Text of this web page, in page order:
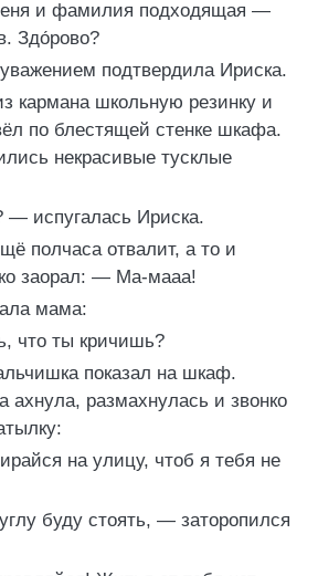
и фамилия подходящая —
Здо́рово?
подтвердила Ириска.
кармана школьную резинку и
по блестящей стенке шкафа.
некрасивые тусклые
испугалась Ириска.
полчаса отвалит, а то и
заорал: — Ма-мааа!
мама:
что ты кричишь?
показал на шкаф.
размахнулась и звонко
на улицу, чтоб я тебя не
буду стоять, — заторопился